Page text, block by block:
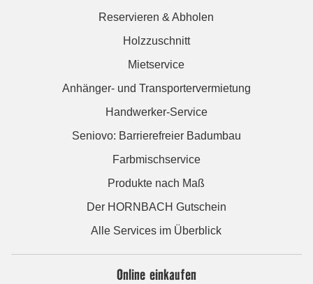
Reservieren & Abholen
Holzzuschnitt
Mietservice
Anhänger- und Transportervermietung
Handwerker-Service
Seniovo: Barrierefreier Badumbau
Farbmischservice
Produkte nach Maß
Der HORNBACH Gutschein
Alle Services im Überblick
Online einkaufen